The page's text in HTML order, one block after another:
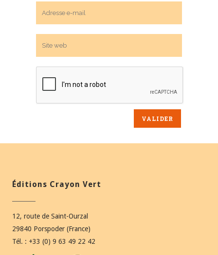
Éditions Crayon Vert
12, route de Saint-Ourzal
29840 Porspoder (France)
Tél. : +33 (0) 9 63 49 22 42